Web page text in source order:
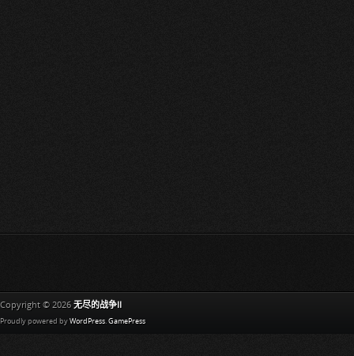
Copyright © 2026 无尽的战争II
Proudly powered by WordPress. GamePress